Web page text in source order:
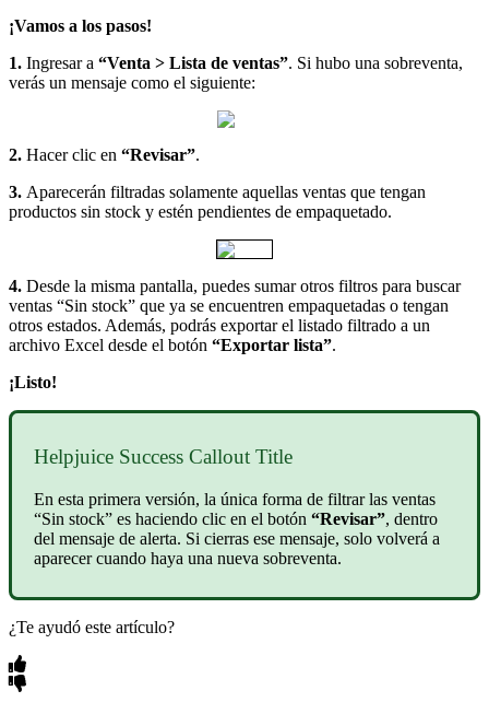
¡Vamos a los pasos!
1. Ingresar a “Venta > Lista de ventas”. Si hubo una sobreventa,
verás un mensaje como el siguiente:
2. Hacer clic en “Revisar”.
3. Aparecerán filtradas solamente aquellas ventas que tengan
productos sin stock y estén pendientes de empaquetado.
4. Desde la misma pantalla, puedes sumar otros filtros para buscar
ventas “Sin stock” que ya se encuentren empaquetadas o tengan
otros estados. Además, podrás exportar el listado filtrado a un
archivo Excel desde el botón “Exportar lista”.
¡Listo!
Helpjuice Success Callout Title
En esta primera versión, la única forma de filtrar las ventas
“Sin stock” es haciendo clic en el botón “Revisar”, dentro
del mensaje de alerta. Si cierras ese mensaje, solo volverá a
aparecer cuando haya una nueva sobreventa.
¿Te ayudó este artículo?